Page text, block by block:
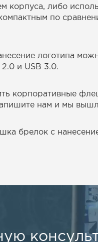
корпуса, либо
по
логотипа
и USB 3.0.
корпоративные
нам и мы
брелок с